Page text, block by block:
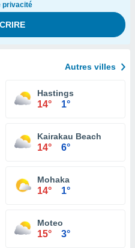
privacité
Autres villes
Hastings
14° 1°
Kairakau Beach
14° 6°
Mohaka
14° 1°
Moteo
15° 3°